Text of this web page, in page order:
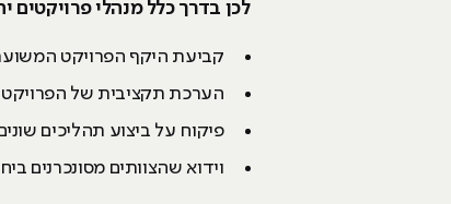
לכן בדרך כלל מנהלי פרויקטים
קביעת היקף הפרויקט
הערכת תקציבית של הפרויקט
פיקוח על ביצוע תהליכים
וידוא שהצוותים מסונכרנים